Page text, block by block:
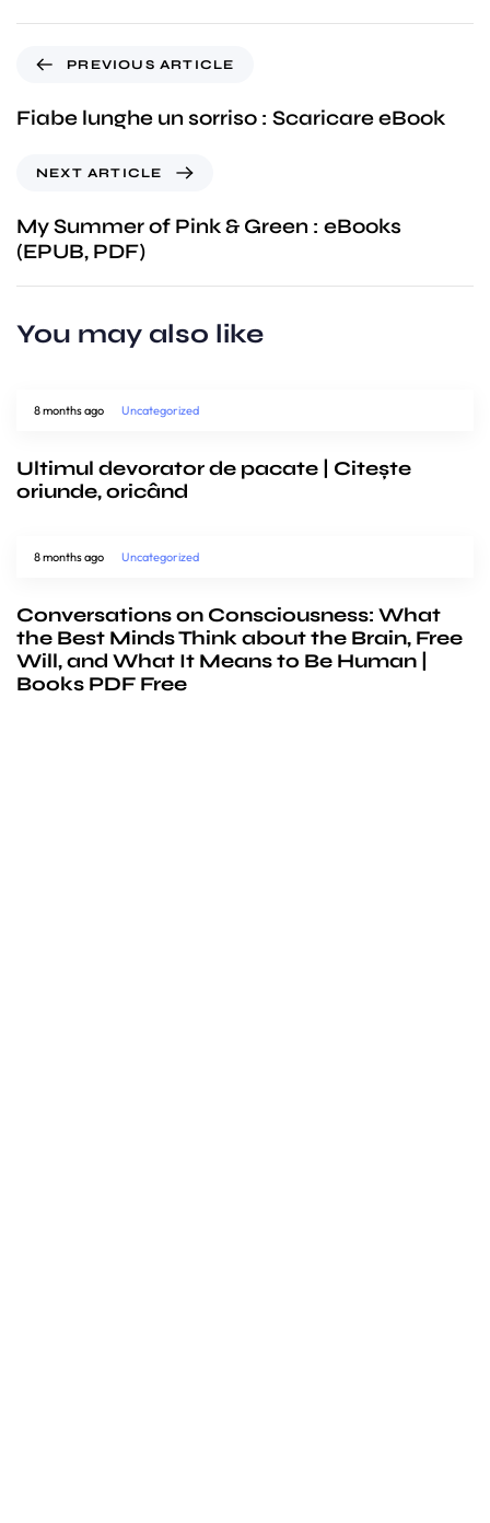
PREVIOUS ARTICLE
Fiabe lunghe un sorriso : Scaricare eBook
NEXT ARTICLE
My Summer of Pink & Green : eBooks
(EPUB, PDF)
You may also like
8 months ago Uncategorized
Ultimul devorator de pacate | Citește
oriunde, oricând
8 months ago Uncategorized
Conversations on Consciousness: What
the Best Minds Think about the Brain, Free
Will, and What It Means to Be Human |
Books PDF Free